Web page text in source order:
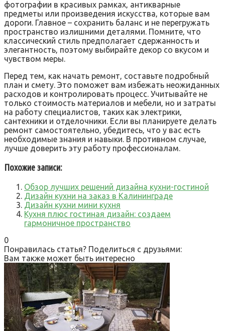
фотографии в красивых рамках‚ антикварные
предметы или произведения искусства‚ которые вам
дороги. Главное – сохранить баланс и не перегружать
пространство излишними деталями. Помните‚ что
классический стиль предполагает сдержанность и
элегантность‚ поэтому выбирайте декор со вкусом и
чувством меры.
Перед тем‚ как начать ремонт‚ составьте подробный
план и смету. Это поможет вам избежать неожиданных
расходов и контролировать процесс. Учитывайте не
только стоимость материалов и мебели‚ но и затраты
на работу специалистов‚ таких как электрики‚
сантехники и отделочники. Если вы планируете делать
ремонт самостоятельно‚ убедитесь‚ что у вас есть
необходимые знания и навыки. В противном случае‚
лучше доверить эту работу профессионалам.
Похожие записи:
Обзор лучших решений дизайна кухни-гостиной
Дизайн кухни на заказ в Калининграде
Дизайн кухни мини кухня
Кухня плюс гостиная дизайн: создаем
гармоничное пространство
0
Понравилась статья? Поделиться с друзьями:
Вам также может быть интересно